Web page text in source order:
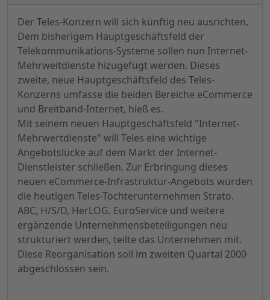
Der Teles-Konzern will sich künftig neu ausrichten.
Dem bisherigem Hauptgeschäftsfeld der
Telekommunikations-Systeme sollen nun Internet-
Mehrweitdienste hizugefügt werden. Dieses
zweite, neue Hauptgeschäftsfeld des Teles-
Konzerns umfasse die beiden Bereiche eCommerce
und Breitband-Internet, hieß es.
Mit seinem neuen Hauptgeschäftsfeld "Internet-
Mehrwertdienste" will Teles eine wichtige
Angebotslücke auf dem Markt der Internet-
Dienstleister schließen. Zur Erbringung dieses
neuen eCommerce-Infrastruktur-Angebots würden
die heutigen Teles-Tochterunternehmen Strato.
ABC, H/S/D, HerLOG. EuroService und weitere
ergänzende Unternehmensbeteiligungen neu
strukturiert werden, teilte das Unternehmen mit.
Diese Reorganisation soll im zweiten Quartal 2000
abgeschlossen sein.